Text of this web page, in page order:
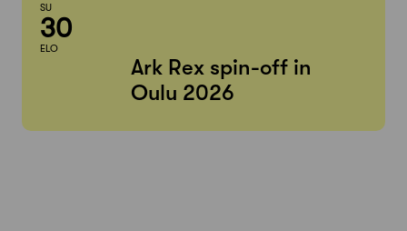
SU
30
ELO
Ark Rex spin-off in
Oulu 2026